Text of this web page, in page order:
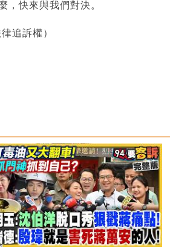
快來與我們對決。
追訴權）